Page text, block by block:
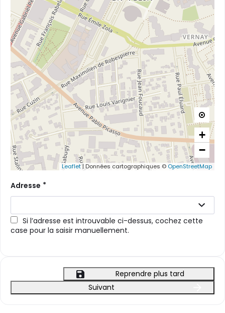

+
−
Leaflet|Données cartographiques © OpenStreetMap
Adresse *
Si l’adresse est introuvable ci-dessus, cochez cette
case pour la saisir manuellement.
Suivant
Reprendre plus tard